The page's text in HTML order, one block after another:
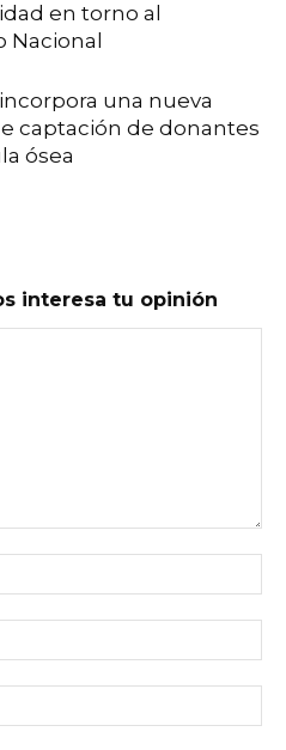
en torno al
Nacional
una nueva
captación de donantes
ósea
interesa tu opinión